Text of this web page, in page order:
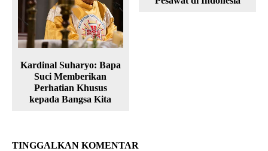
Kardinal Suharyo: Bapa
Suci Memberikan
Perhatian Khusus
kepada Bangsa Kita
TINGGALKAN KOMENTAR